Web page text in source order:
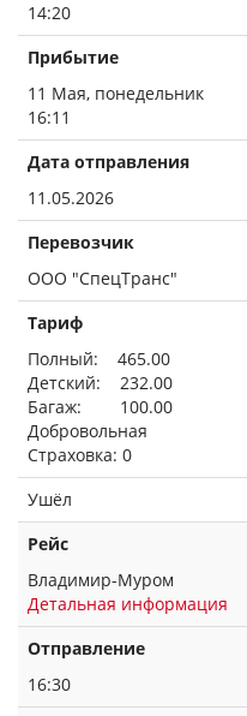
14:20
Прибытие
11 Мая, понедельник
16:11
Дата отправления
11.05.2026
Перевозчик
ООО "СпецТранс"
Тариф
Полный: 465.00
Детский: 232.00
Багаж: 100.00
Добровольная
Страховка: 0
Ушёл
Рейс
Владимир-Муром
Детальная информация
Отправление
16:30